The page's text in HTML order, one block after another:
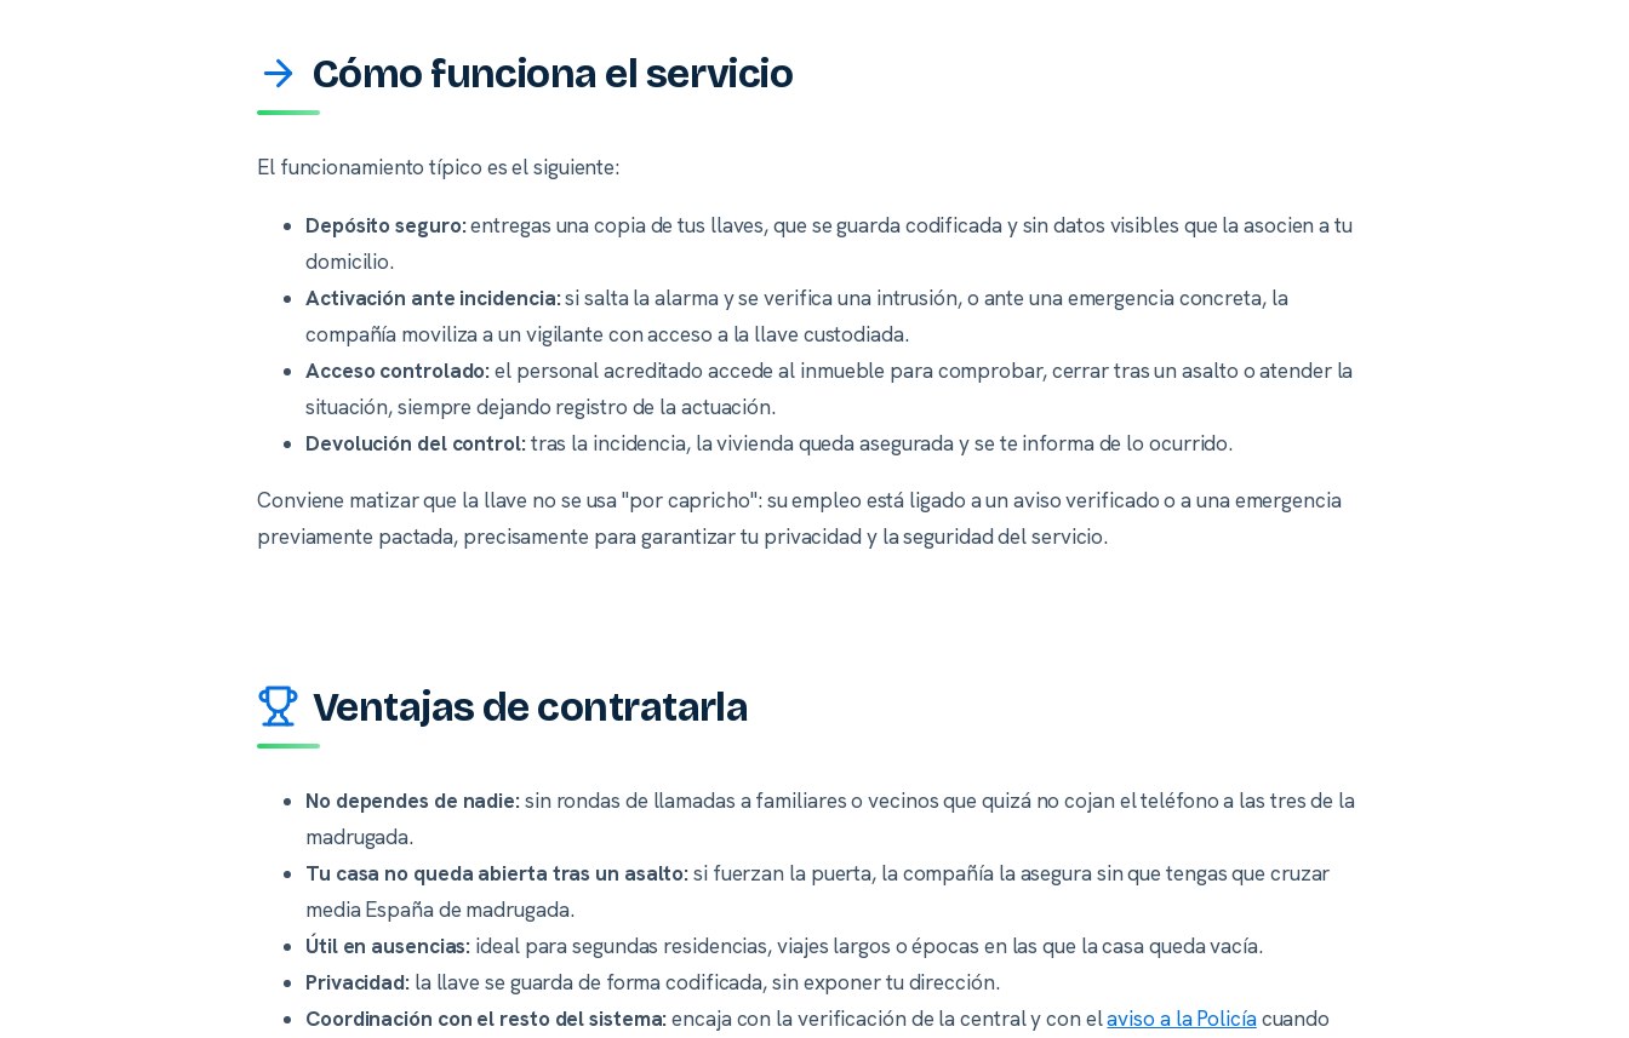
Cómo funciona el servicio
El funcionamiento típico es el siguiente:
Depósito seguro:entregas una copia de tus llaves, que se guarda codificada y sin datos visibles que la asocien a tu
domicilio.
Activación ante incidencia:si salta la alarma y se verifica una intrusión, o ante una emergencia concreta, la
compañía moviliza a un vigilante con acceso a la llave custodiada.
Acceso controlado:el personal acreditado accede al inmueble para comprobar, cerrar tras un asalto o atender la
situación, siempre dejando registro de la actuación.
Devolución del control:tras la incidencia, la vivienda queda asegurada y se te informa de lo ocurrido.
Conviene matizar que la llave no se usa "por capricho": su empleo está ligado a un aviso verificado o a una emergencia
previamente pactada, precisamente para garantizar tu privacidad y la seguridad del servicio.
Ventajas de contratarla
No dependes de nadie:sin rondas de llamadas a familiares o vecinos que quizá no cojan el teléfono a las tres de la
madrugada.
Tu casa no queda abierta tras un asalto:si fuerzan la puerta, la compañía la asegura sin que tengas que cruzar
media España de madrugada.
Útil en ausencias: ideal para segundas residencias, viajes largos o épocas en las que la casa queda vacía.
Privacidad:la llave se guarda de forma codificada, sin exponer tu dirección.
Coordinación con el resto del sistema:encaja con la verificación de la central y con elaviso a la Policíacuando